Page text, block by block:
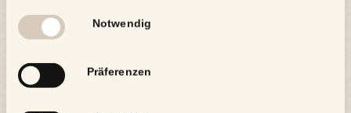
Notwendig
Präferenzen